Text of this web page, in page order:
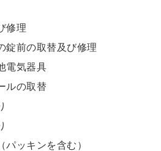
修理
錠前の取替及び修理
電気器具
ルの取替
パッキンを含む）